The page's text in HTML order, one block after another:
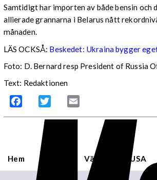
Samtidigt har importen av både bensin och
allierade grannarna i Belarus nått
månaden.
LÄS OCKSÅ: Beskedet: Ukraina bygger
Foto: D. Bernard resp President of Russia
Text: Redaktionen
Facebook Twitter
Hem Sverige Världen USA